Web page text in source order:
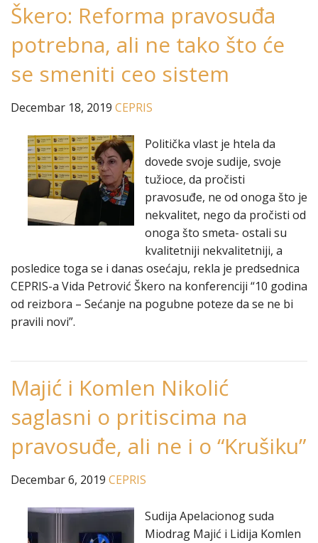
Škero: Reforma pravosuđa
potrebna, ali ne tako što će
se smeniti ceo sistem
Decembar 18, 2019 CEPRIS
Politička vlast je htela da
dovede svoje sudije, svoje
tužioce, da pročisti
pravosuđe, ne od onoga što je
nekvalitet, nego da pročisti od
onoga što smeta- ostali su
kvalitetniji nekvalitetniji, a
posledice toga se i danas osećaju, rekla je predsednica
CEPRIS-a Vida Petrović Škero na konferenciji “10 godina
od reizbora – Sećanje na pogubne poteze da se ne bi
pravili novi”.
Majić i Komlen Nikolić
saglasni o pritiscima na
pravosuđe, ali ne i o “Krušiku”
Decembar 6, 2019 CEPRIS
Sudija Apelacionog suda
Miodrag Majić i Lidija Komlen